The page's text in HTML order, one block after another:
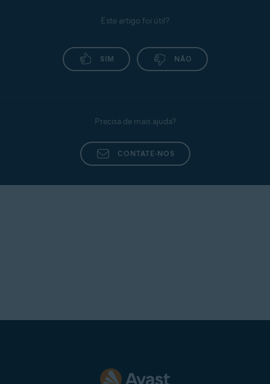
Este artigo foi útil?
SIM NÃO
Precisa de mais ajuda?
CONTATE-NOS